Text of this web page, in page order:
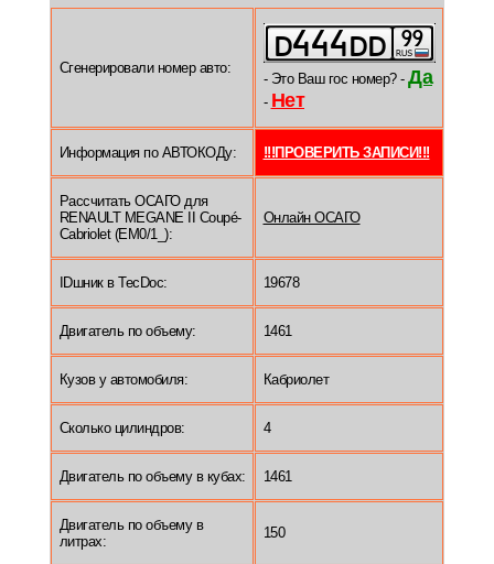
Сгенерировали номер авто:
- Это Ваш гос номер? - Да
- Нет
Информация по АВТОКОДу: !!!ПРОВЕРИТЬ ЗАПИСИ!!!
Рассчитать ОСАГО для
RENAULT MEGANE II Coupé-
Cabriolet (EM0/1_):
Онлайн ОСАГО
IDшник в TecDoc: 19678
Двигатель по объему: 1461
Кузов у автомобиля: Кабриолет
Сколько цилиндров: 4
Двигатель по объему в кубах: 1461
Двигатель по объему в
литрах:
150